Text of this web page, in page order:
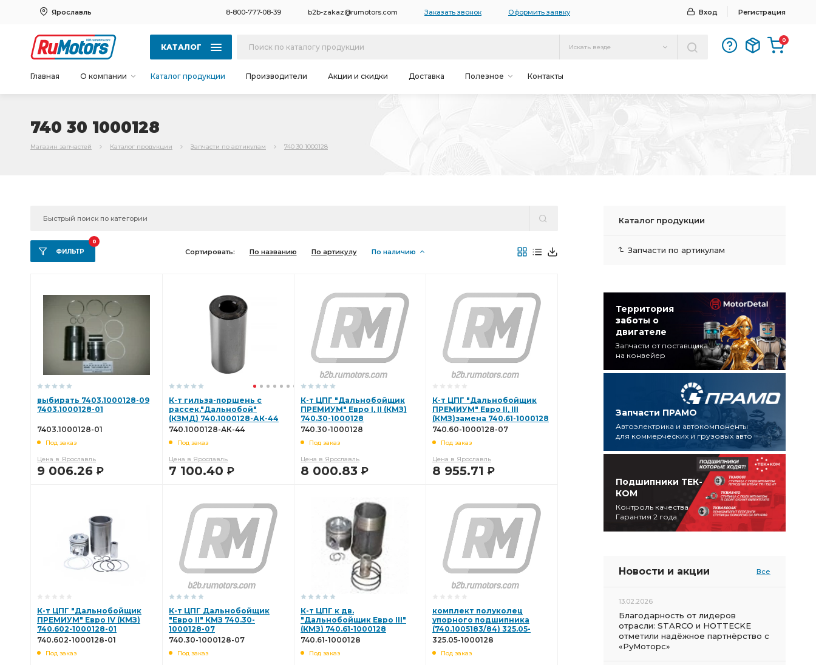
Ярославль 8-800-777-08-39 b2b-zakaz@rumotors.com Заказать звонок Оформить заявку Вход Регистрация
КАТАЛОГ Искать везде
0
Главная О компании Каталог продукции Производители Акции и скидки Доставка Полезное Контакты
740 30 1000128
Магазин запчастей Каталог продукции Запчасти по артикулам 740 30 1000128
ФИЛЬТР
0
Сортировать: По названию По артикулу По наличию
выбирать 7403.1000128-09
7403.1000128-01
7403.1000128-01
Под заказ
Цена в Ярославль
9 006.26 Р
К-т гильза-поршень с
рассек."Дальнобой"
(КЗМД) 740.1000128-АК-44
740.1000128-АК-44
Под заказ
Цена в Ярославль
7 100.40 Р
К-т ЦПГ "Дальнобойщик
ПРЕМИУМ" Евро I, II (КМЗ)
740.30-1000128
740.30-1000128
Под заказ
Цена в Ярославль
8 000.83 Р
К-т ЦПГ "Дальнобойщик
ПРЕМИУМ" Евро II, III
(КМЗ)замена 740.61-1000128
740.60-1000128-07 (всн)
740.60-1000128-07
Под заказ
Цена в Ярославль
8 955.71 Р
К-т ЦПГ "Дальнобойщик
ПРЕМИУМ" Евро IV (КМЗ)
740.602-1000128-01
740.602-1000128-01
Под заказ
К-т ЦПГ Дальнобойщик
"Евро II" КМЗ 740.30-
1000128-07
740.30-1000128-07
Под заказ
К-т ЦПГ к дв.
"Дальнобойщик Евро III"
(КМЗ) 740.61-1000128
740.61-1000128
Под заказ
комплект полуколец
упорного подшипника
(740.1005183/84) 325.05-
1000128
325.05-1000128
Под заказ
Каталог продукции
Запчасти по артикулам
Территория
заботы о
двигателе
Запчасти от поставщика
на конвейер
Запчасти ПРАМО
Автоэлектрика и автокомпоненты
для коммерческих и грузовых авто
Подшипники ТЕК-
КОМ
Контроль качества
Гарантия 2 года
Новости и акции Все
13.02.2026
Благодарность от лидеров
отрасли: STARCO и HOTTECKE
отметили надёжное партнёрство с
«РуМоторс»